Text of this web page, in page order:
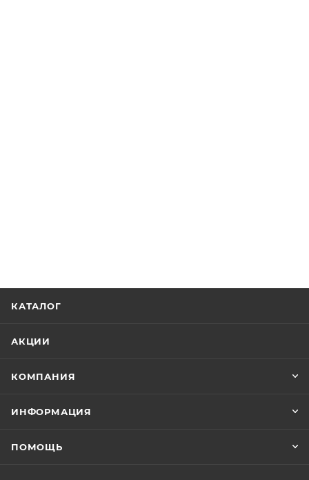
КАТАЛОГ
АКЦИИ
КОМПАНИЯ
ИНФОРМАЦИЯ
ПОМОЩЬ